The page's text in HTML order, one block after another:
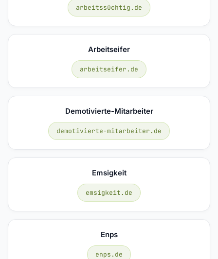
arbeitssüchtig.de
Arbeitseifer
arbeitseifer.de
Demotivierte-Mitarbeiter
demotivierte-mitarbeiter.de
Emsigkeit
emsigkeit.de
Enps
enps.de